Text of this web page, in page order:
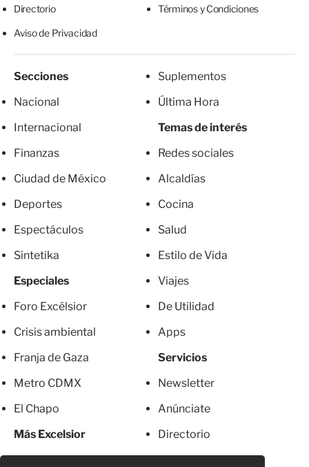
Directorio Términos y Condiciones
Aviso de Privacidad
Secciones
Nacional
Internacional
Finanzas
Ciudad de México
Deportes
Espectáculos
Sintetika
Especiales
Foro Excélsior
Crisis ambiental
Franja de Gaza
Metro CDMX
El Chapo
Más Excelsior
Suplementos
Última Hora
Temas de interés
Redes sociales
Alcaldías
Cocina
Salud
Estilo de Vida
Viajes
De Utilidad
Apps
Servicios
Newsletter
Anúnciate
Directorio